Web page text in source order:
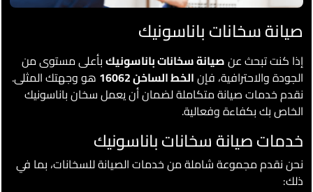
صيانة سخانات باناسونيك
إذا كنت تبحث عنصيانة سخانات باناسونيكبأعلى مستوى من
الجودة والاحترافية، فإنالخط الساخن 16062
هو وجهتك المثلى.
نقدم خدمات صيانة متكاملة لضمان أن يعمل سخان باناسونيك
الخاص بك بكفاءة وفعالية.
خدمات صيانة سخانات باناسونيك
نحن نقدم مجموعة شاملة من خدمات الصيانة للسخانات، بما في
ذلك: